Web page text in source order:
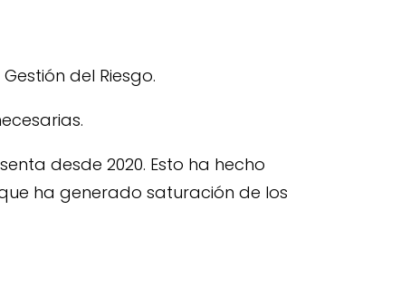
del Riesgo.
desde 2020. Esto ha hecho
ha generado saturación de los